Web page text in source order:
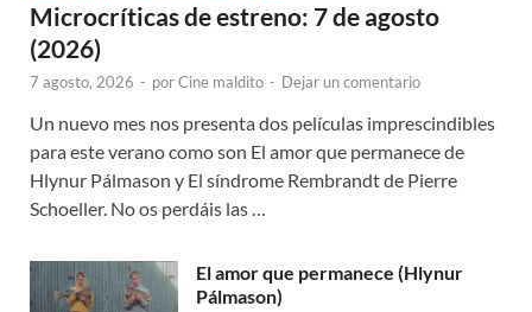
Microcríticas de estreno: 7 de agosto
(2026)
7 agosto, 2026 - porCine maldito - Dejar un comentario
Un nuevo mes nos presenta dos películas imprescindibles
para este verano como son El amor que permanece de
Hlynur Pálmason y El síndrome Rembrandt de Pierre
Schoeller. No os perdáis las …
El amor que permanece (Hlynur
Pálmason)